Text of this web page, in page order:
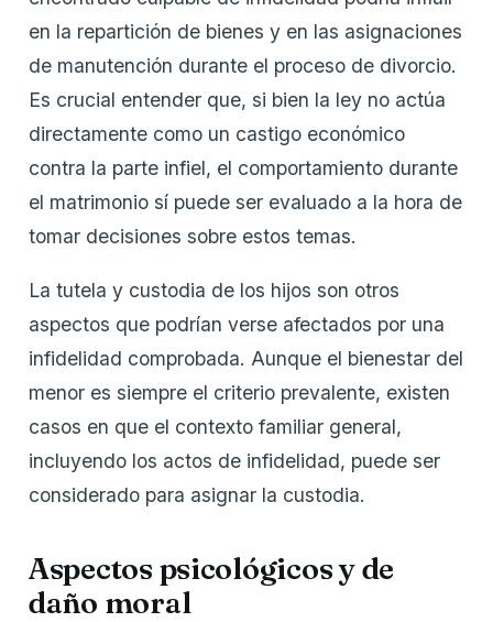
en la repartición de bienes y en las asignaciones
de manutención durante el proceso de divorcio.
Es crucial entender que, si bien la ley no actúa
directamente como un castigo económico
contra la parte infiel, el comportamiento durante
el matrimonio sí puede ser evaluado a la hora de
tomar decisiones sobre estos temas.
La tutela y custodia de los hijos son otros
aspectos que podrían verse afectados por una
infidelidad comprobada. Aunque el bienestar del
menor es siempre el criterio prevalente, existen
casos en que el contexto familiar general,
incluyendo los actos de infidelidad, puede ser
considerado para asignar la custodia.
Aspectos psicológicos y de
daño moral